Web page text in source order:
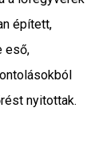
épített,
eső,
nyitottak.